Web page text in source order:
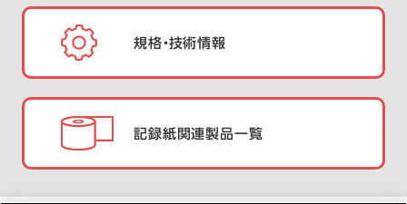
規格・技術情報
記録紙関連製品一覧